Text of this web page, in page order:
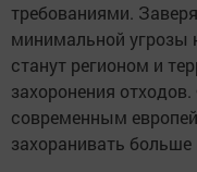
требованиями.
минимальной угрозы
станут регионом и
захоронения
современным
захоранивать больше